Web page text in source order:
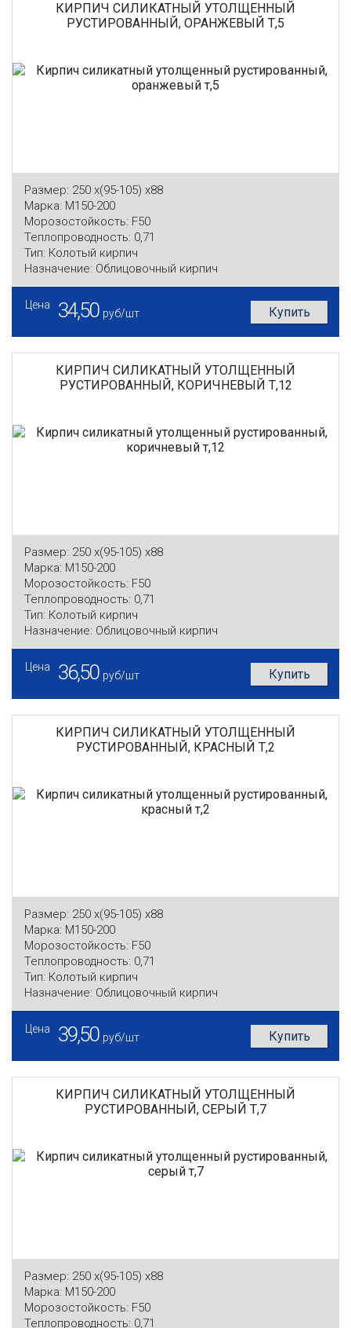
КИРПИЧ СИЛИКАТНЫЙ УТОЛЩЕННЫЙ
РУСТИРОВАННЫЙ, ОРАНЖЕВЫЙ Т,5
Размер: 250 x(95-105) x88
Марка: М150-200
Морозостойкость: F50
Теплопроводность: 0,71
Тип: Колотый кирпич
Назначение: Облицовочный кирпич
Цена 34,50 руб/шт Купить
КИРПИЧ СИЛИКАТНЫЙ УТОЛЩЕННЫЙ
РУСТИРОВАННЫЙ, КОРИЧНЕВЫЙ Т,12
Размер: 250 x(95-105) x88
Марка: М150-200
Морозостойкость: F50
Теплопроводность: 0,71
Тип: Колотый кирпич
Назначение: Облицовочный кирпич
Цена 36,50 руб/шт Купить
КИРПИЧ СИЛИКАТНЫЙ УТОЛЩЕННЫЙ
РУСТИРОВАННЫЙ, КРАСНЫЙ Т,2
Размер: 250 x(95-105) x88
Марка: М150-200
Морозостойкость: F50
Теплопроводность: 0,71
Тип: Колотый кирпич
Назначение: Облицовочный кирпич
Цена 39,50 руб/шт Купить
КИРПИЧ СИЛИКАТНЫЙ УТОЛЩЕННЫЙ
РУСТИРОВАННЫЙ, СЕРЫЙ Т,7
Размер: 250 x(95-105) x88
Марка: М150-200
Морозостойкость: F50
Теплопроводность: 0,71